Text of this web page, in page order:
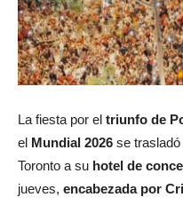
La fiesta por el triunfo de
el Mundial 2026 se
Toronto a su hotel de
jueves, encabezada por